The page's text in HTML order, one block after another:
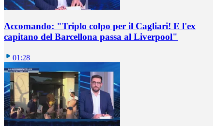
Accomando: "Triplo colpo per il Cagliari! E l'ex
capitano del Barcellona passa al Liverpool"
01:28